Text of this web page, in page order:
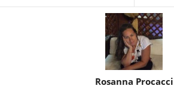
Rosanna Procacci